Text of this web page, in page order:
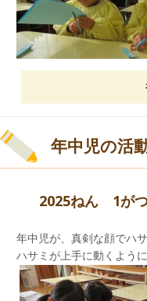
・ポテトサラダ
・牛乳
貴重ですね。
室内外でも楽しく遊びま
直線でなく、今日はカー
年中児の活
2025ねん 1が
年中児が、真剣な顔でハ
ハサミが上手に動くよう